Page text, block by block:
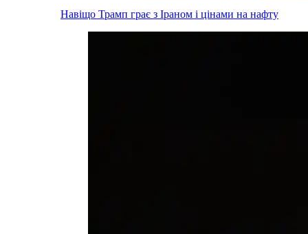
Навіщо Трамп грає з Іраном і цінами на нафту